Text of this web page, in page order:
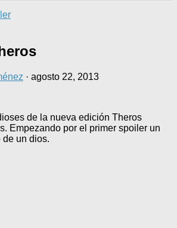
· agosto 22, 2013
de la nueva edición Theros
Empezando por el primer spoiler un
de un dios.